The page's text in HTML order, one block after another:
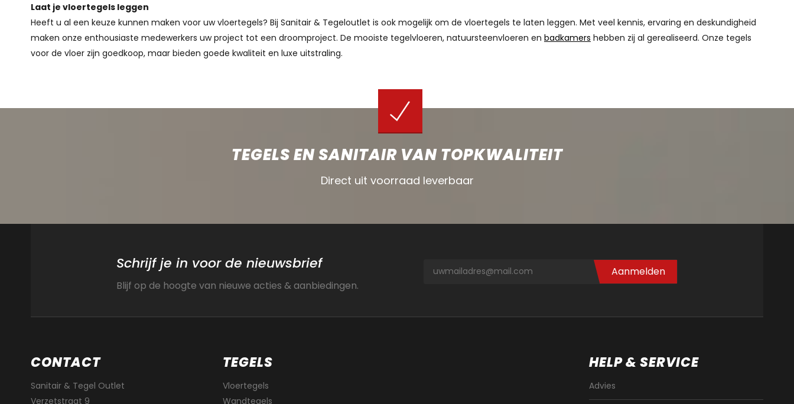
Laat je vloertegels leggen
Heeft u al een keuze kunnen maken voor uw vloertegels? Bij Sanitair & Tegeloutlet is ook mogelijk om de vloertegels te laten leggen. Met veel kennis, ervaring en deskundigheid
maken onze enthousiaste medewerkers uw project tot een droomproject. De mooiste tegelvloeren, natuursteenvloeren en badkamers hebben zij al gerealiseerd. Onze tegels
voor de vloer zijn goedkoop, maar bieden goede kwaliteit en luxe uitstraling.
TEGELS EN SANITAIR VAN TOPKWALITEIT
Direct uit voorraad leverbaar
Schrijf je in voor de nieuwsbrief
Blijf op de hoogte van nieuwe acties & aanbiedingen.
Aanmelden
CONTACT
Sanitair & Tegel Outlet
Verzetstraat 9
TEGELS
Vloertegels
Wandtegels
HELP & SERVICE
Advies